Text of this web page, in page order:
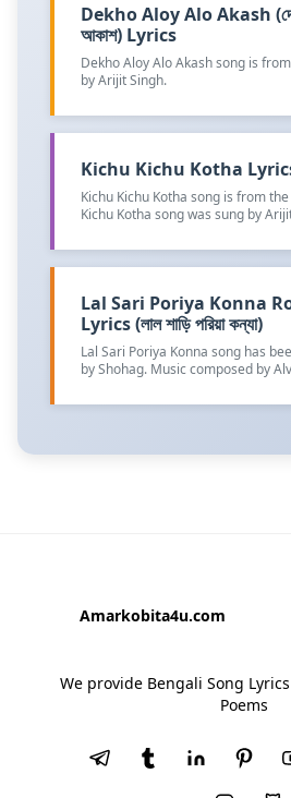
Dekho Aloy Alo Akash
আকাশ) Lyrics
Dekho Aloy Alo Akash song is
by Arijit Singh.
Kichu Kichu Kotha Lyrics
Kichu Kichu Kotha song is from
Kichu Kotha song was sung by
Lal Sari Poriya Konna
Lyrics (লাল শাড়ি পরিয়া কন্যা)
Lal Sari Poriya Konna song has
by Shohag. Music composed by
Amarkobita4u.com
We provide Bengali Song
Poems